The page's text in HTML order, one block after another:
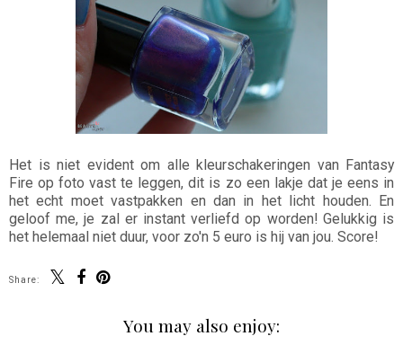
Het is niet evident om alle kleurschakeringen van Fantasy
Fire op foto vast te leggen, dit is zo een lakje dat je eens in
het echt moet vastpakken en dan in het licht houden. En
geloof me, je zal er instant verliefd op worden! Gelukkig is
het helemaal niet duur, voor zo'n 5 euro is hij van jou. Score!
Share:
You may also enjoy: